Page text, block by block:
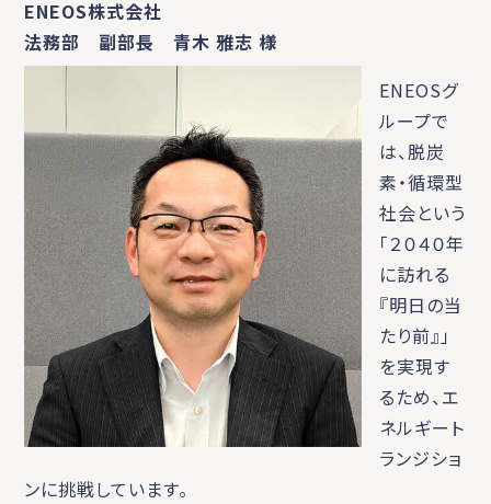
ENEOS株式会社
法務部 副部長 青木 雅志 様
ENEOSグ
ループで
は、脱炭
素・循環型
社会という
「２０４０年
に訪れる
『明日の当
たり前』」
を実現す
るため、エ
ネルギート
ランジショ
ンに挑戦しています。